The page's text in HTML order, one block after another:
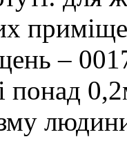
–
понад